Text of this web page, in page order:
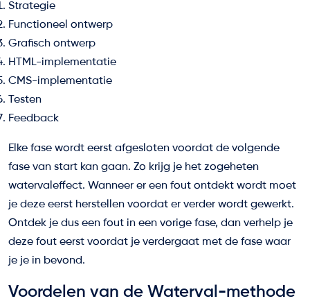
Strategie
Functioneel ontwerp
Grafisch ontwerp
HTML-implementatie
CMS-implementatie
Testen
Feedback
Elke fase wordt eerst afgesloten voordat de volgende
fase van start kan gaan. Zo krijg je het zogeheten
watervaleffect. Wanneer er een fout ontdekt wordt moet
je deze eerst herstellen voordat er verder wordt gewerkt.
Ontdek je dus een fout in een vorige fase, dan verhelp je
deze fout eerst voordat je verdergaat met de fase waar
je je in bevond.
Voordelen van de Waterval-methode